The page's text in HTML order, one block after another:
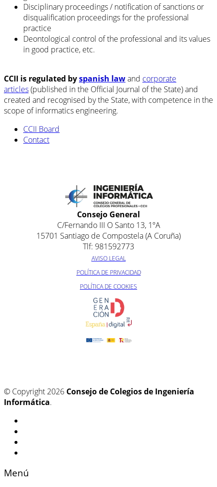
Disciplinary proceedings / notification of sanctions or
disqualification proceedings for the professional
practice
Deontological control of the professional and its values
in good practice, etc.
CCII is regulated byspanish lawand corporate
articles(published in the Official Journal of the State) and
created and recognised by the State, with competence in the
scope of informatics engineering.
CCII Board
Contact
Consejo General
C/Fernando III O Santo 13, 1ºA
15701 Santiago de Compostela (A Coruña)
Tlf: 981592773
AVISO LEGAL
POLÍTICA DE PRIVACIDAD
POLÍTICA DE COOKIES
© Copyright 2026 Consejo de Colegios de Ingeniería
Informática.
Menú